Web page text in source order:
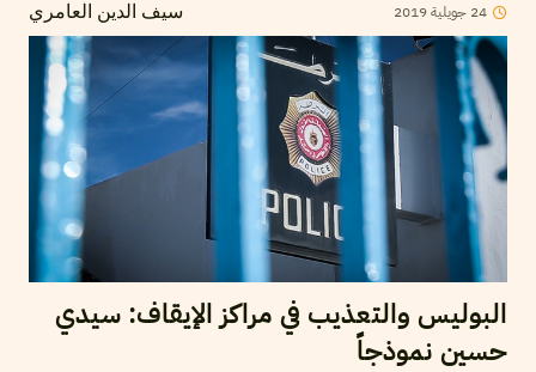
سيف الدين العامري 24 جويلية2019
البوليس والتعذيب في مراكز الإيقاف: سيدي
حسين نموذجاً